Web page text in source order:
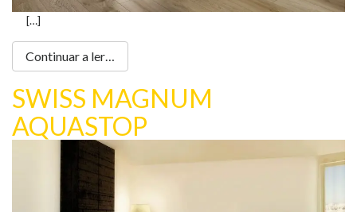
[…]
Continuar a ler…
SWISS MAGNUM
AQUASTOP